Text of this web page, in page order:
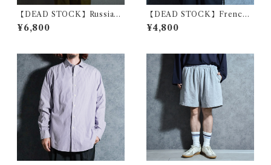
【DEAD STOCK】Russian
military sleeping shirts V-
Henryneck ロシア軍 スリー
¥6,800
【DEAD STOCK】French
Military School Crew-Nec
k T-Shirts フランス軍 士官学
¥4,800